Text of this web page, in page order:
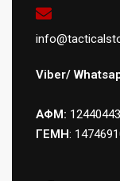
Viber/
ΑΦΜ:
ΓΕΜΗ: